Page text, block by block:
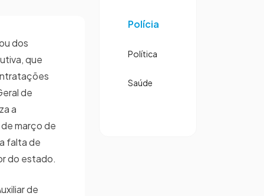
dos
que
de
a
março de
falta de
do estado.
de
Polícia
Política
Saúde